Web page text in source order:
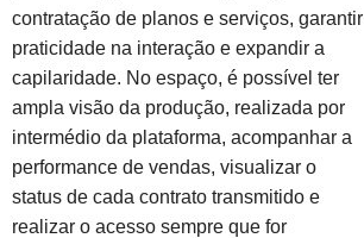
contratação de planos e serviços, garantir
praticidade na interação e expandir a
capilaridade. No espaço, é possível ter
ampla visão da produção, realizada por
intermédio da plataforma, acompanhar a
performance de vendas, visualizar o
status de cada contrato transmitido e
realizar o acesso sempre que for